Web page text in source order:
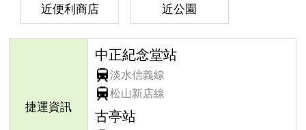
近便利商店 近公園
捷運資訊
中正紀念堂站
淡水信義線
松山新店線
古亭站